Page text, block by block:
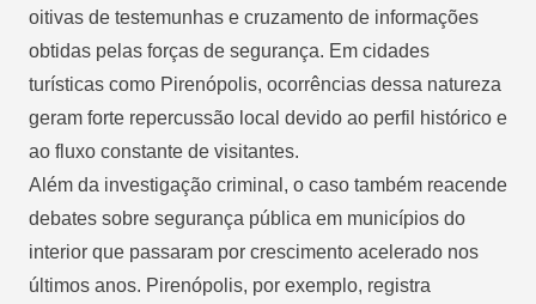
oitivas de testemunhas e cruzamento de informações
obtidas pelas forças de segurança. Em cidades
turísticas como Pirenópolis, ocorrências dessa natureza
geram forte repercussão local devido ao perfil histórico e
ao fluxo constante de visitantes.
Além da investigação criminal, o caso também reacende
debates sobre segurança pública em municípios do
interior que passaram por crescimento acelerado nos
últimos anos. Pirenópolis, por exemplo, registra